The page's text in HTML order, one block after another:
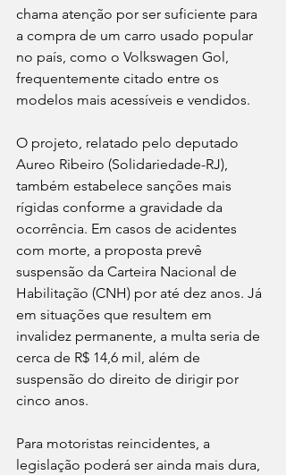
chama atenção por ser suficiente para
a compra de um carro usado popular
no país, como o Volkswagen Gol,
frequentemente citado entre os
modelos mais acessíveis e vendidos.
O projeto, relatado pelo deputado
Aureo Ribeiro (Solidariedade-RJ),
também estabelece sanções mais
rígidas conforme a gravidade da
ocorrência. Em casos de acidentes
com morte, a proposta prevê
suspensão da Carteira Nacional de
Habilitação (CNH) por até dez anos. Já
em situações que resultem em
invalidez permanente, a multa seria de
cerca de R$ 14,6 mil, além de
suspensão do direito de dirigir por
cinco anos.
Para motoristas reincidentes, a
legislação poderá ser ainda mais dura,